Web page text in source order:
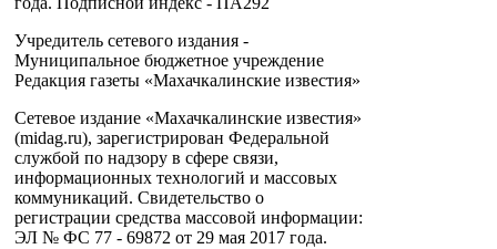
Учредитель сетевого издания -
Муниципальное бюджетное учреждение
Редакция газеты «Махачкалинские известия»
Сетевое издание «Махачкалинские известия»
(midag.ru), зарегистрирован Федеральной
службой по надзору в сфере связи,
информационных технологий и массовых
коммуникаций. Свидетельство о
регистрации средства массовой информации:
ЭЛ № ФС 77 - 69872 от 29 мая 2017 года.